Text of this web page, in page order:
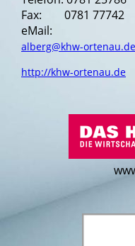
Fax: 0781 77742
eMail:
alberg@khw-ortenau.de
http://khw-ortenau.de